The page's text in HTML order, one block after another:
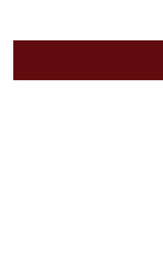
springen